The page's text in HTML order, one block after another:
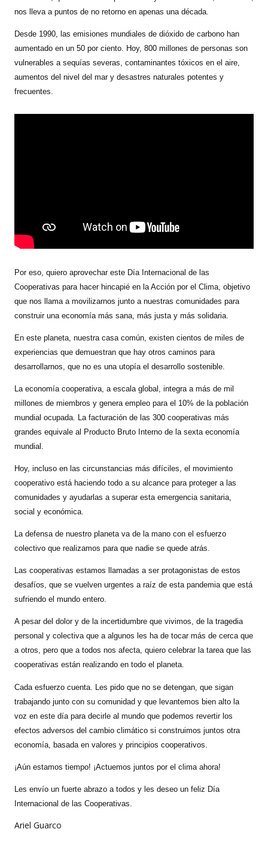
nos lleva a puntos de no retorno en apenas una década.
Desde 1990, las emisiones mundiales de dióxido de carbono han
aumentado en un 50 por ciento. Hoy, 800 millones de personas son
vulnerables a sequías severas, contaminantes tóxicos en el aire,
aumentos del nivel del mar y desastres naturales potentes y
frecuentes.
Por eso, quiero aprovechar este Día Internacional de las
Cooperativas para hacer hincapié en la Acción por el Clima, objetivo
que nos llama a movilizarnos junto a nuestras comunidades para
construir una economía más sana, más justa y más solidaria.
En este planeta, nuestra casa común, existen cientos de miles de
experiencias que demuestran que hay otros caminos para
desarrollarnos, que no es una utopía el desarrollo sostenible.
La economía cooperativa, a escala global, integra a más de mil
millones de miembros y genera empleo para el 10% de la población
mundial ocupada. La facturación de las 300 cooperativas más
grandes equivale al Producto Bruto Interno de la sexta economía
mundial.
Hoy, incluso en las circunstancias más difíciles, el movimiento
cooperativo está haciendo todo a su alcance para proteger a las
comunidades y ayudarlas a superar esta emergencia sanitaria,
social y económica.
La defensa de nuestro planeta va de la mano con el esfuerzo
colectivo que realizamos para que nadie se quede atrás.
Las cooperativas estamos llamadas a ser protagonistas de estos
desafíos, que se vuelven urgentes a raíz de esta pandemia que está
sufriendo el mundo entero.
A pesar del dolor y de la incertidumbre que vivimos, de la tragedia
personal y colectiva que a algunos les ha de tocar más de cerca que
a otros, pero que a todos nos afecta, quiero celebrar la tarea que las
cooperativas están realizando en todo el planeta.
Cada esfuerzo cuenta. Les pido que no se detengan, que sigan
trabajando junto con su comunidad y que levantemos bien alto la
voz en este día para decirle al mundo que podemos revertir los
efectos adversos del cambio climático si construimos juntos otra
economía, basada en valores y principios cooperativos.
¡Aún estamos tiempo! ¡Actuemos juntos por el clima ahora!
Les envío un fuerte abrazo a todos y les deseo un feliz Día
Internacional de las Cooperativas.
Ariel Guarco